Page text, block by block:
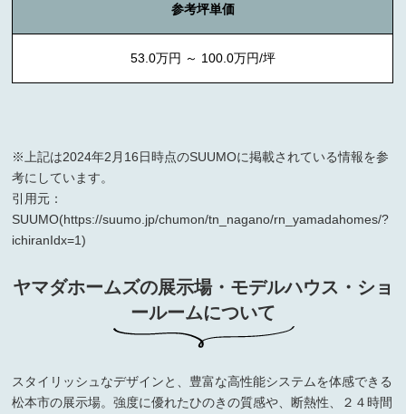
参考坪単価
53.0万円 ～ 100.0万円/坪
※上記は2024年2月16日時点のSUUMOに掲載されている情報を参
考にしています。
引用元：
SUUMO(https://suumo.jp/chumon/tn_nagano/rn_yamadahomes/?
ichiranIdx=1)
ヤマダホームズの展示場・モデルハウス・ ショ
ールームについて
スタイリッシュなデザインと、豊富な高性能システムを体感できる
松本市の展示場。強度に優れたひのきの質感や、断熱性、２４時間